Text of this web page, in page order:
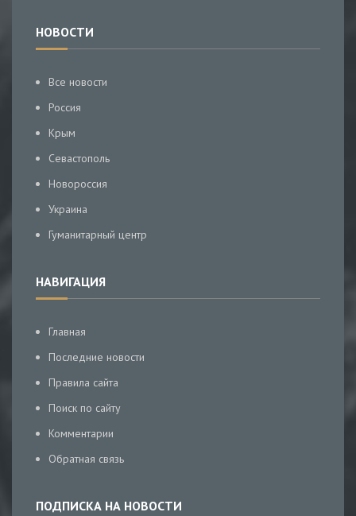
НОВОСТИ
Все новости
Россия
Крым
Севастополь
Новороссия
Украина
Гуманитарный центр
НАВИГАЦИЯ
Главная
Последние новости
Правила сайта
Поиск по сайту
Комментарии
Обратная связь
ПОДПИСКА НА НОВОСТИ